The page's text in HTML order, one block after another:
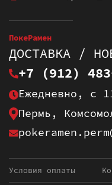
ПокеРамен
ДОСТАВКА /
+7 (912)
Ежедневно, с
Пермь,
Условия оплаты